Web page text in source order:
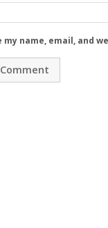
my name, email, and